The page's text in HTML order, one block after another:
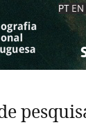
PT EN